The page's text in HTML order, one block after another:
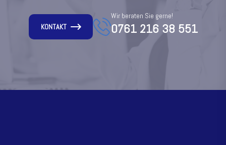
KONTAKT
Wir beraten Sie gerne!
0761 216 38 551